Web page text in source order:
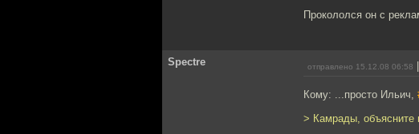
Прокололся он с
Spectre отправлено 15.12.08 06:58
Кому: ...просто Ильич,
> Камрады, объясните